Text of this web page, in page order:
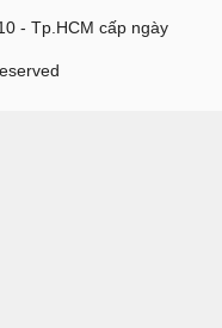
- Tp.HCM cấp ngày